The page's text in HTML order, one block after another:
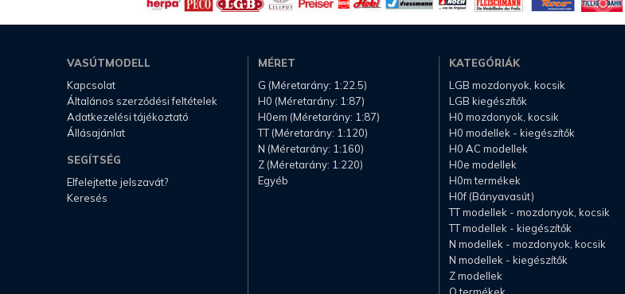
VASÚTMODELL
Kapcsolat
Általános szerződési feltételek
Adatkezelési tájékoztató
Állásajánlat
SEGÍTSÉG
Elfelejtette jelszavát?
Keresés
MÉRET
G (Méretarány: 1:22.5)
H0 (Méretarány: 1:87)
H0em (Méretarány: 1:87)
TT (Méretarány: 1:120)
N (Méretarány: 1:160)
Z (Méretarány: 1:220)
Egyéb
KATEGÓRIÁK
LGB mozdonyok, kocsik
LGB kiegészítők
H0 mozdonyok, kocsik
H0 modellek - kiegészítők
H0 AC modellek
H0e modellek
H0m termékek
H0f (Bányavasút)
TT modellek - mozdonyok, kocsik
TT modellek - kiegészítők
N modellek - mozdonyok, kocsik
N modellek - kiegészítők
Z modellek